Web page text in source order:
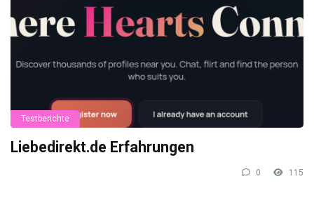
Testberichte
Liebedirekt.de Erfahrungen
0 115